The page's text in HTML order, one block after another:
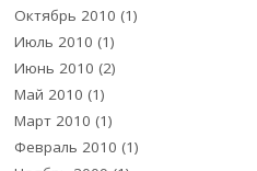
Октябрь 2010 (1)
Июль 2010 (1)
Июнь 2010 (2)
Май 2010 (1)
Март 2010 (1)
Февраль 2010 (1)